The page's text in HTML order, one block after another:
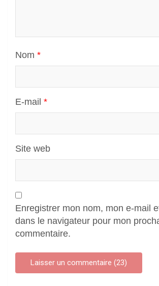
Nom *
E-mail *
Site web
Enregistrer mon nom, mon e-mail
dans le navigateur pour mon
commentaire.